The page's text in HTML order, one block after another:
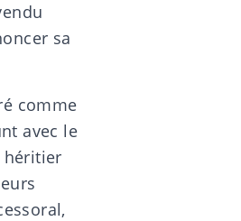
sa
comme
avec le
héritier